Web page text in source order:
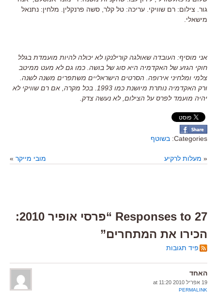
גור. צילום: רם שוויקי. עריכה: טל קלר, סשה פרנקלין. מלחין: נתנאל
מישאלי.
אני מוסיף: העובדה שאולגה קורילנקו לא יכולה להיות מועמדת בגלל
חוקי הגזע של האקדמיה היא סוג של בושה. כמו גם לא מעט ממיטב
צלמי ומלחיני אירופה. הסרטים הישראליים משתפרים משנה לשנה.
ורק האקדמיה נותרת מיושנת כמו 1993. בכל מקרה, אם רם שוויקי לא
יהיה מועמד לפרס על הצילום, לא נעשה צדק.
Categories: בשוטף
« מעלות לרקיע מובי מייקר »
27 Responses to “פרסי אופיר 2010:
הכירו את המתחרים”
פיד תגובות
האחד
19 אפריל 2010 at 11:20
PERMALINK